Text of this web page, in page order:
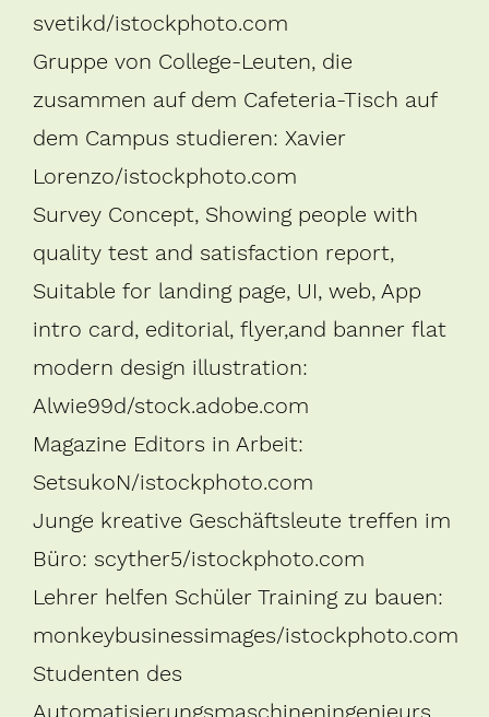
svetikd/istockphoto.com
Gruppe von College-Leuten, die
zusammen auf dem Cafeteria-Tisch auf
dem Campus studieren: Xavier
Lorenzo/istockphoto.com
Survey Concept, Showing people with
quality test and satisfaction report,
Suitable for landing page, UI, web, App
intro card, editorial, flyer,and banner flat
modern design illustration:
Alwie99d/stock.adobe.com
Magazine Editors in Arbeit:
SetsukoN/istockphoto.com
Junge kreative Geschäftsleute treffen im
Büro: scyther5/istockphoto.com
Lehrer helfen Schüler Training zu bauen:
monkeybusinessimages/istockphoto.com
Studenten des
Automatisierungsmaschineningenieurs